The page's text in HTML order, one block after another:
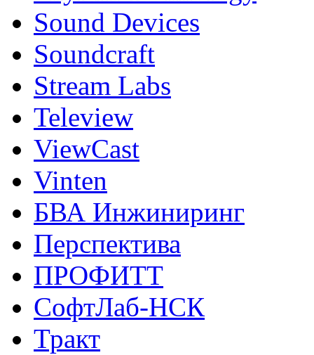
Sound Devices
Soundcraft
Stream Labs
Teleview
ViewCast
Vinten
БВА Инжиниринг
Перспектива
ПРОФИТТ
СофтЛаб-НСК
Тракт